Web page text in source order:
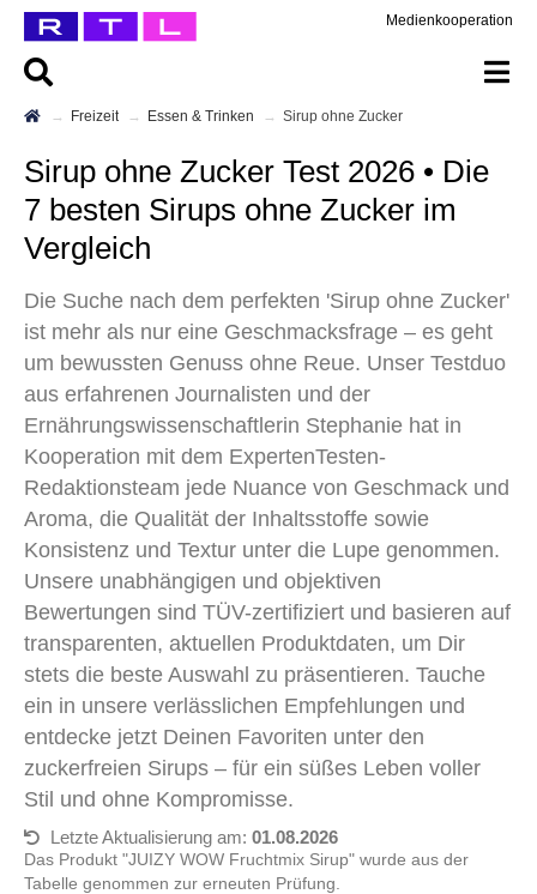
Medienkooperation
Freizeit Essen & Trinken Sirup ohne Zucker
Sirup ohne Zucker Test 2026 • Die
7 besten Sirups ohne Zucker im
Vergleich
Die Suche nach dem perfekten 'Sirup ohne Zucker'
ist mehr als nur eine Geschmacksfrage – es geht
um bewussten Genuss ohne Reue. Unser Testduo
aus erfahrenen Journalisten und der
Ernährungswissenschaftlerin Stephanie hat in
Kooperation mit dem ExpertenTesten-
Redaktionsteam jede Nuance von Geschmack und
Aroma, die Qualität der Inhaltsstoffe sowie
Konsistenz und Textur unter die Lupe genommen.
Unsere unabhängigen und objektiven
Bewertungen sind TÜV-zertifiziert und basieren auf
transparenten, aktuellen Produktdaten, um Dir
stets die beste Auswahl zu präsentieren. Tauche
ein in unsere verlässlichen Empfehlungen und
entdecke jetzt Deinen Favoriten unter den
zuckerfreien Sirups – für ein süßes Leben voller
Stil und ohne Kompromisse.
Letzte Aktualisierung am: 01.08.2026
Das Produkt "JUIZY WOW Fruchtmix Sirup" wurde aus der
Tabelle genommen zur erneuten Prüfung.